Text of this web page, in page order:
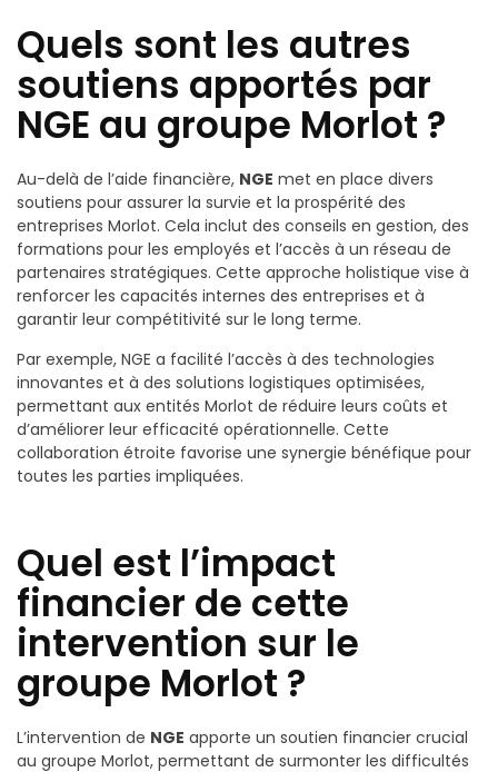
Quels sont les autres
soutiens apportés par
NGE au groupe Morlot ?
Au-delà de l’aide financière, NGE met en place divers
soutiens pour assurer la survie et la prospérité des
entreprises Morlot. Cela inclut des conseils en gestion, des
formations pour les employés et l’accès à un réseau de
partenaires stratégiques. Cette approche holistique vise à
renforcer les capacités internes des entreprises et à
garantir leur compétitivité sur le long terme.
Par exemple, NGE a facilité l’accès à des technologies
innovantes et à des solutions logistiques optimisées,
permettant aux entités Morlot de réduire leurs coûts et
d’améliorer leur efficacité opérationnelle. Cette
collaboration étroite favorise une synergie bénéfique pour
toutes les parties impliquées.
Quel est l’impact
financier de cette
intervention sur le
groupe Morlot ?
L’intervention de NGE apporte un soutien financier crucial
au groupe Morlot, permettant de surmonter les difficultés